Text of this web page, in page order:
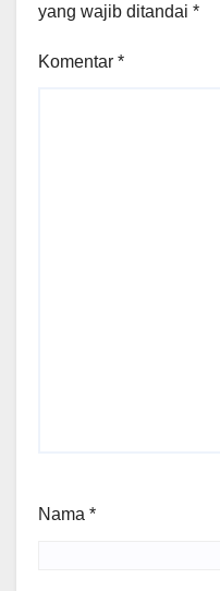
yang wajib ditandai *
Komentar *
Nama *